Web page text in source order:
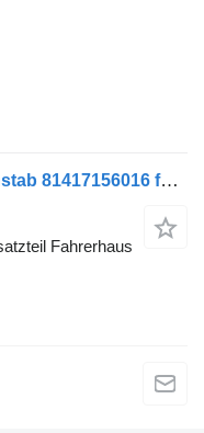
Fahrerhaus Lagerung MAN Drehstab 81417156016 für MAN TGS TGX LKW
Fahrerhaus